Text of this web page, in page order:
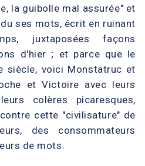
la guibolle mal assurée" et
ses mots, écrit en ruinant
juxtaposées façons
d'hier ; et parce que le
siècle, voici Monstatruc et
et Victoire avec leurs
colères picaresques,
cette "civilisature" de
des consommateurs
de mots.